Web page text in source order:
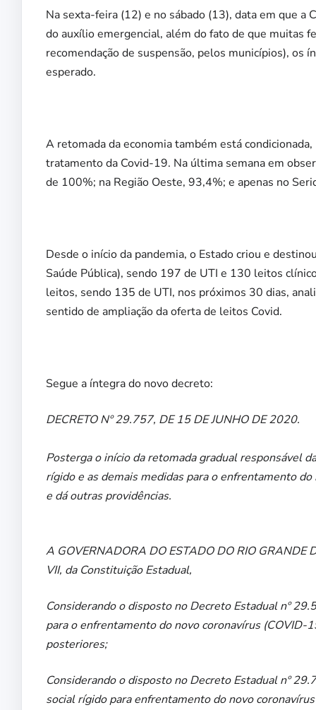
Na sexta-feira (12) e no sábado (13), data em que a
do auxílio emergencial, além do fato de que muitas
recomendação de suspensão, pelos municípios), os
esperado.
A retomada da economia também está
tratamento da Covid-19. Na última semana em
de 100%; na Região Oeste, 93,4%; e apenas no
Desde o início da pandemia, o Estado criou e
Saúde Pública), sendo 197 de UTI e 130 leitos
leitos, sendo 135 de UTI, nos próximos 30 dias,
sentido de ampliação da oferta de leitos Covid.
Segue a íntegra do novo decreto:
DECRETO Nº 29.757, DE 15 DE JUNHO DE 2020.
Posterga o início da retomada gradual responsável
rígido e as demais medidas para o enfrentamento
e dá outras providências.
A GOVERNADORA DO ESTADO DO RIO
VII, da Constituição Estadual,
Considerando o disposto no Decreto Estadual nº
para o enfrentamento do novo coronavírus (COVID-
posteriores;
Considerando o disposto no Decreto Estadual nº
social rígido para enfrentamento do novo